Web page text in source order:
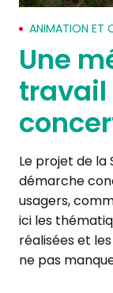
ANIMATION ET
Une
travail
Le projet de la
démarche
usagers,
ici les
réalisées et
ne pas